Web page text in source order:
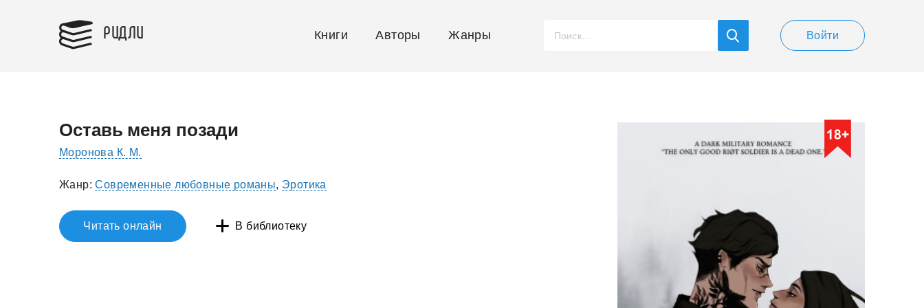
РИДЛИ Книги Авторы Жанры Войти
Оставь меня позади
Моронова К. М.
Жанр:Современные любовные романы, Эротика
Читать онлайн В библиотеку